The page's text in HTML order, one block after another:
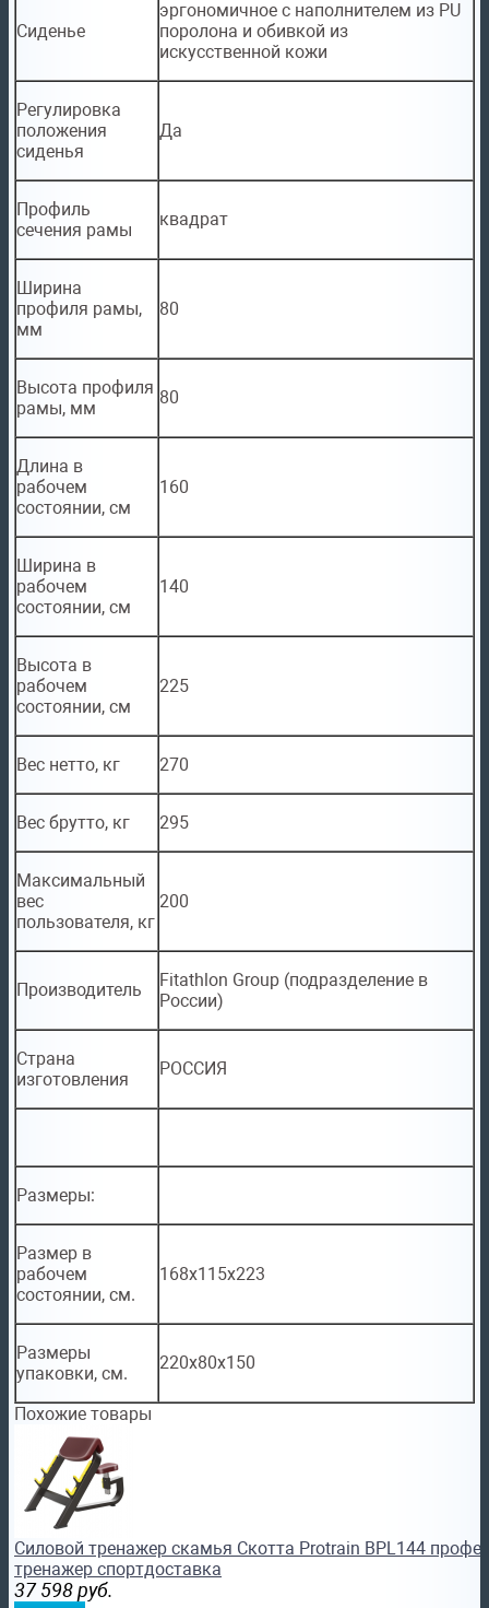
Сиденье
эргономичное с наполнителем из PU
поролона и обивкой из
искусственной кожи
Регулировка
положения
сиденья
Да
Профиль
сечения рамы
квадрат
Ширина
профиля рамы,
мм
80
Высота профиля
рамы, мм
80
Длина в
рабочем
состоянии, см
160
Ширина в
рабочем
состоянии, см
140
Высота в
рабочем
состоянии, см
225
Вес нетто, кг 270
Вес брутто, кг 295
Максимальный
вес
пользователя, кг
200
Производитель
Fitathlon Group (подразделение в
России)
Страна
изготовления
РОССИЯ
Размеры:
Размер в
рабочем
состоянии, см.
168х115x223
Размеры
упаковки, см.
220х80x150
Похожие товары
Силовой тренажер скамья Скотта Protrain BPL144
тренажер спортдоставка
37 598 руб.